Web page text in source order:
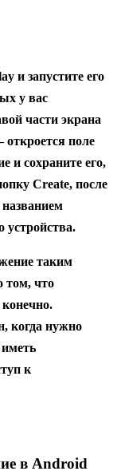
и запустите его
у вас
части экрана
поле
и сохраните его,
Create, после
устройства.
таким
том, что
когда нужно
к
в Android